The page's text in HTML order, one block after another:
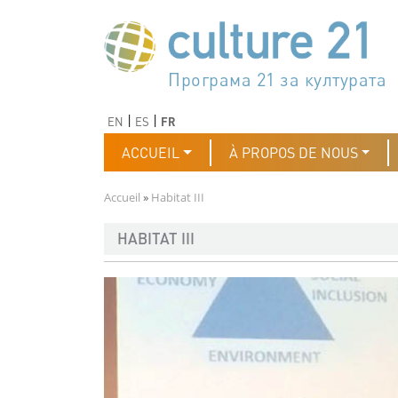
جدول أعمال القرن 21 للثقافة
Програма 21 за културата
Agenda 21 de la cultura
Agjenda 21 për kulturë
Agenda 21 van cultuur
Agenda 21 for culture
Kulturaren Agenda 21
Agenda 21 de la culture
Axenda 21 da cultura
Agenda 21 für Kultur
Agenda 21 della cultura
文化のためのアジェンダ21
دستورکار 21 برای فرهنگ
Agenda 21 dla kultury
Agenda 21 da cultura
Повестка дня 21 для
Agenda 21 za kulturu
Agenda 21 de la cultura
Agenda 21 för kulturen
Kültür için Gündem 21
Порядок денний 21 для
EN ES FR
Navigation principale
ACCUEIL À PROPOS DE NOUS
Fil d'Ariane
Accueil Habitat III
HABITAT III
Image